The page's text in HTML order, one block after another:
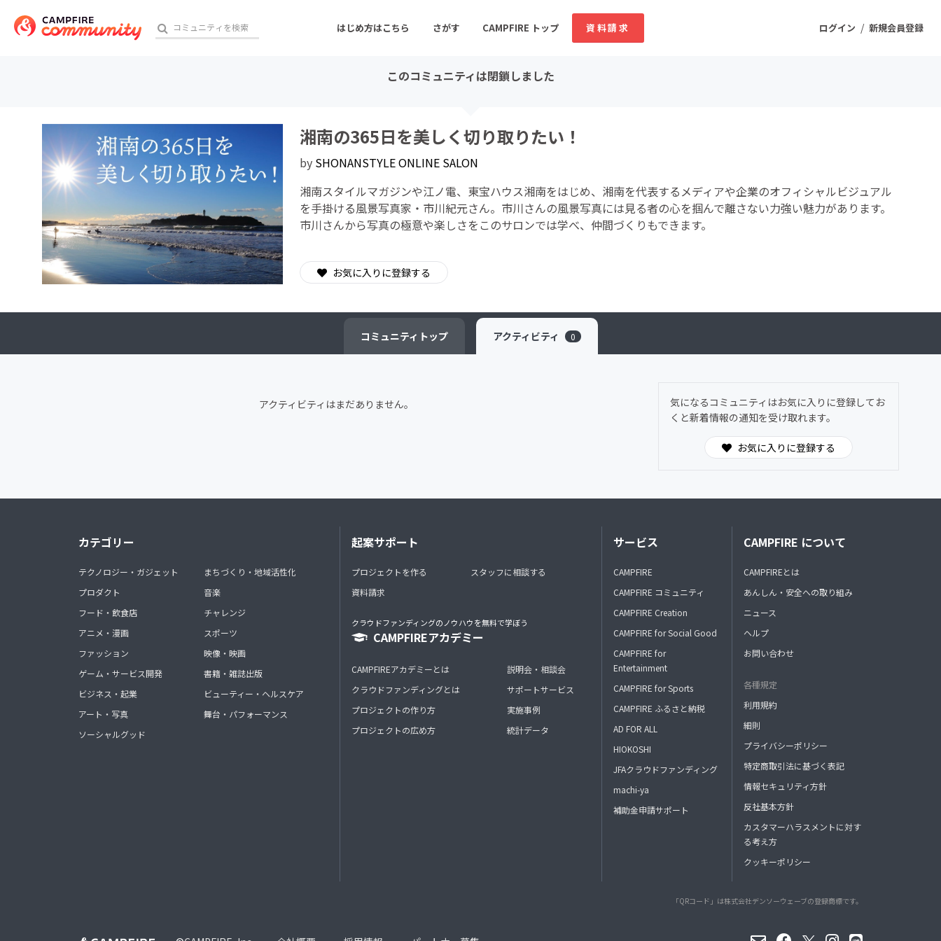
ログイン / 新規会員登録
はじめ方はこちら さがす CAMPFIRE トップ 資料請求
おすすめのコミュニティ
アート・写真 音楽
ゲーム・サービス開発 フード・飲食店
ファッション
映像・映画
書籍・雑誌出版 アニメ・漫画
ビジネス・起業
チャレンジ
CAMPFIRE for Social Good CAMPFIRE Creation
このコミュニティは閉鎖しました
湘南の365日を美しく切り取りたい！
by SHONANSTYLE ONLINE SALON
湘南スタイルマガジンや江ノ電、東宝ハウス湘南をはじめ、湘南を代表するメディアや企業のオフィシャルビジュアル
を手掛ける風景写真家・市川紀元さん。市川さんの風景写真には見る者の心を掴んで離さない力強い魅力があります。
市川さんから写真の極意や楽しさをこのサロンでは学べ、仲間づくりもできます。
お気に入りに登録する
コミュニティ トップ アクティビティ 0
アクティビティはまだありません。
気になるコミュニティはお気に入りに登録してお
くと新着情報の通知を受け取れます。
お気に入りに登録する
カテゴリー
テクノロジー・ガジェット
プロダクト
フード・飲食店
アニメ・漫画
ファッション
ゲーム・サービス開発
ビジネス・起業
アート・写真
ソーシャルグッド
まちづくり・地域活性化
音楽
チャレンジ
スポーツ
映像・映画
書籍・雑誌出版
ビューティー・ヘルスケア
舞台・パフォーマンス
起案サポート
プロジェクトを作る
資料請求
スタッフに相談する
クラウドファンディングのノウハウを無料で学ぼう
CAMPFIREアカデミー
CAMPFIREアカデミーとは
クラウドファンディングとは
プロジェクトの作り方
プロジェクトの広め方
説明会・相談会
サポートサービス
実施事例
統計データ
サービス
CAMPFIRE
CAMPFIRE コミュニティ
CAMPFIRE Creation
CAMPFIRE for Social Good
CAMPFIRE for
Entertainment
CAMPFIRE for Sports
CAMPFIRE ふるさと納税
AD FOR ALL
HIOKOSHI
JFAクラウドファンディング
machi-ya
補助金申請サポート
CAMPFIRE について
CAMPFIREとは
あんしん・安全への取り組み
ニュース
ヘルプ
お問い合わせ
各種規定
利用規約
細則
プライバシーポリシー
特定商取引法に基づく表記
情報セキュリティ方針
反社基本方針
カスタマーハラスメントに対す
る考え方
クッキーポリシー
「QRコード」は株式会社デンソーウェーブの登録商標です。